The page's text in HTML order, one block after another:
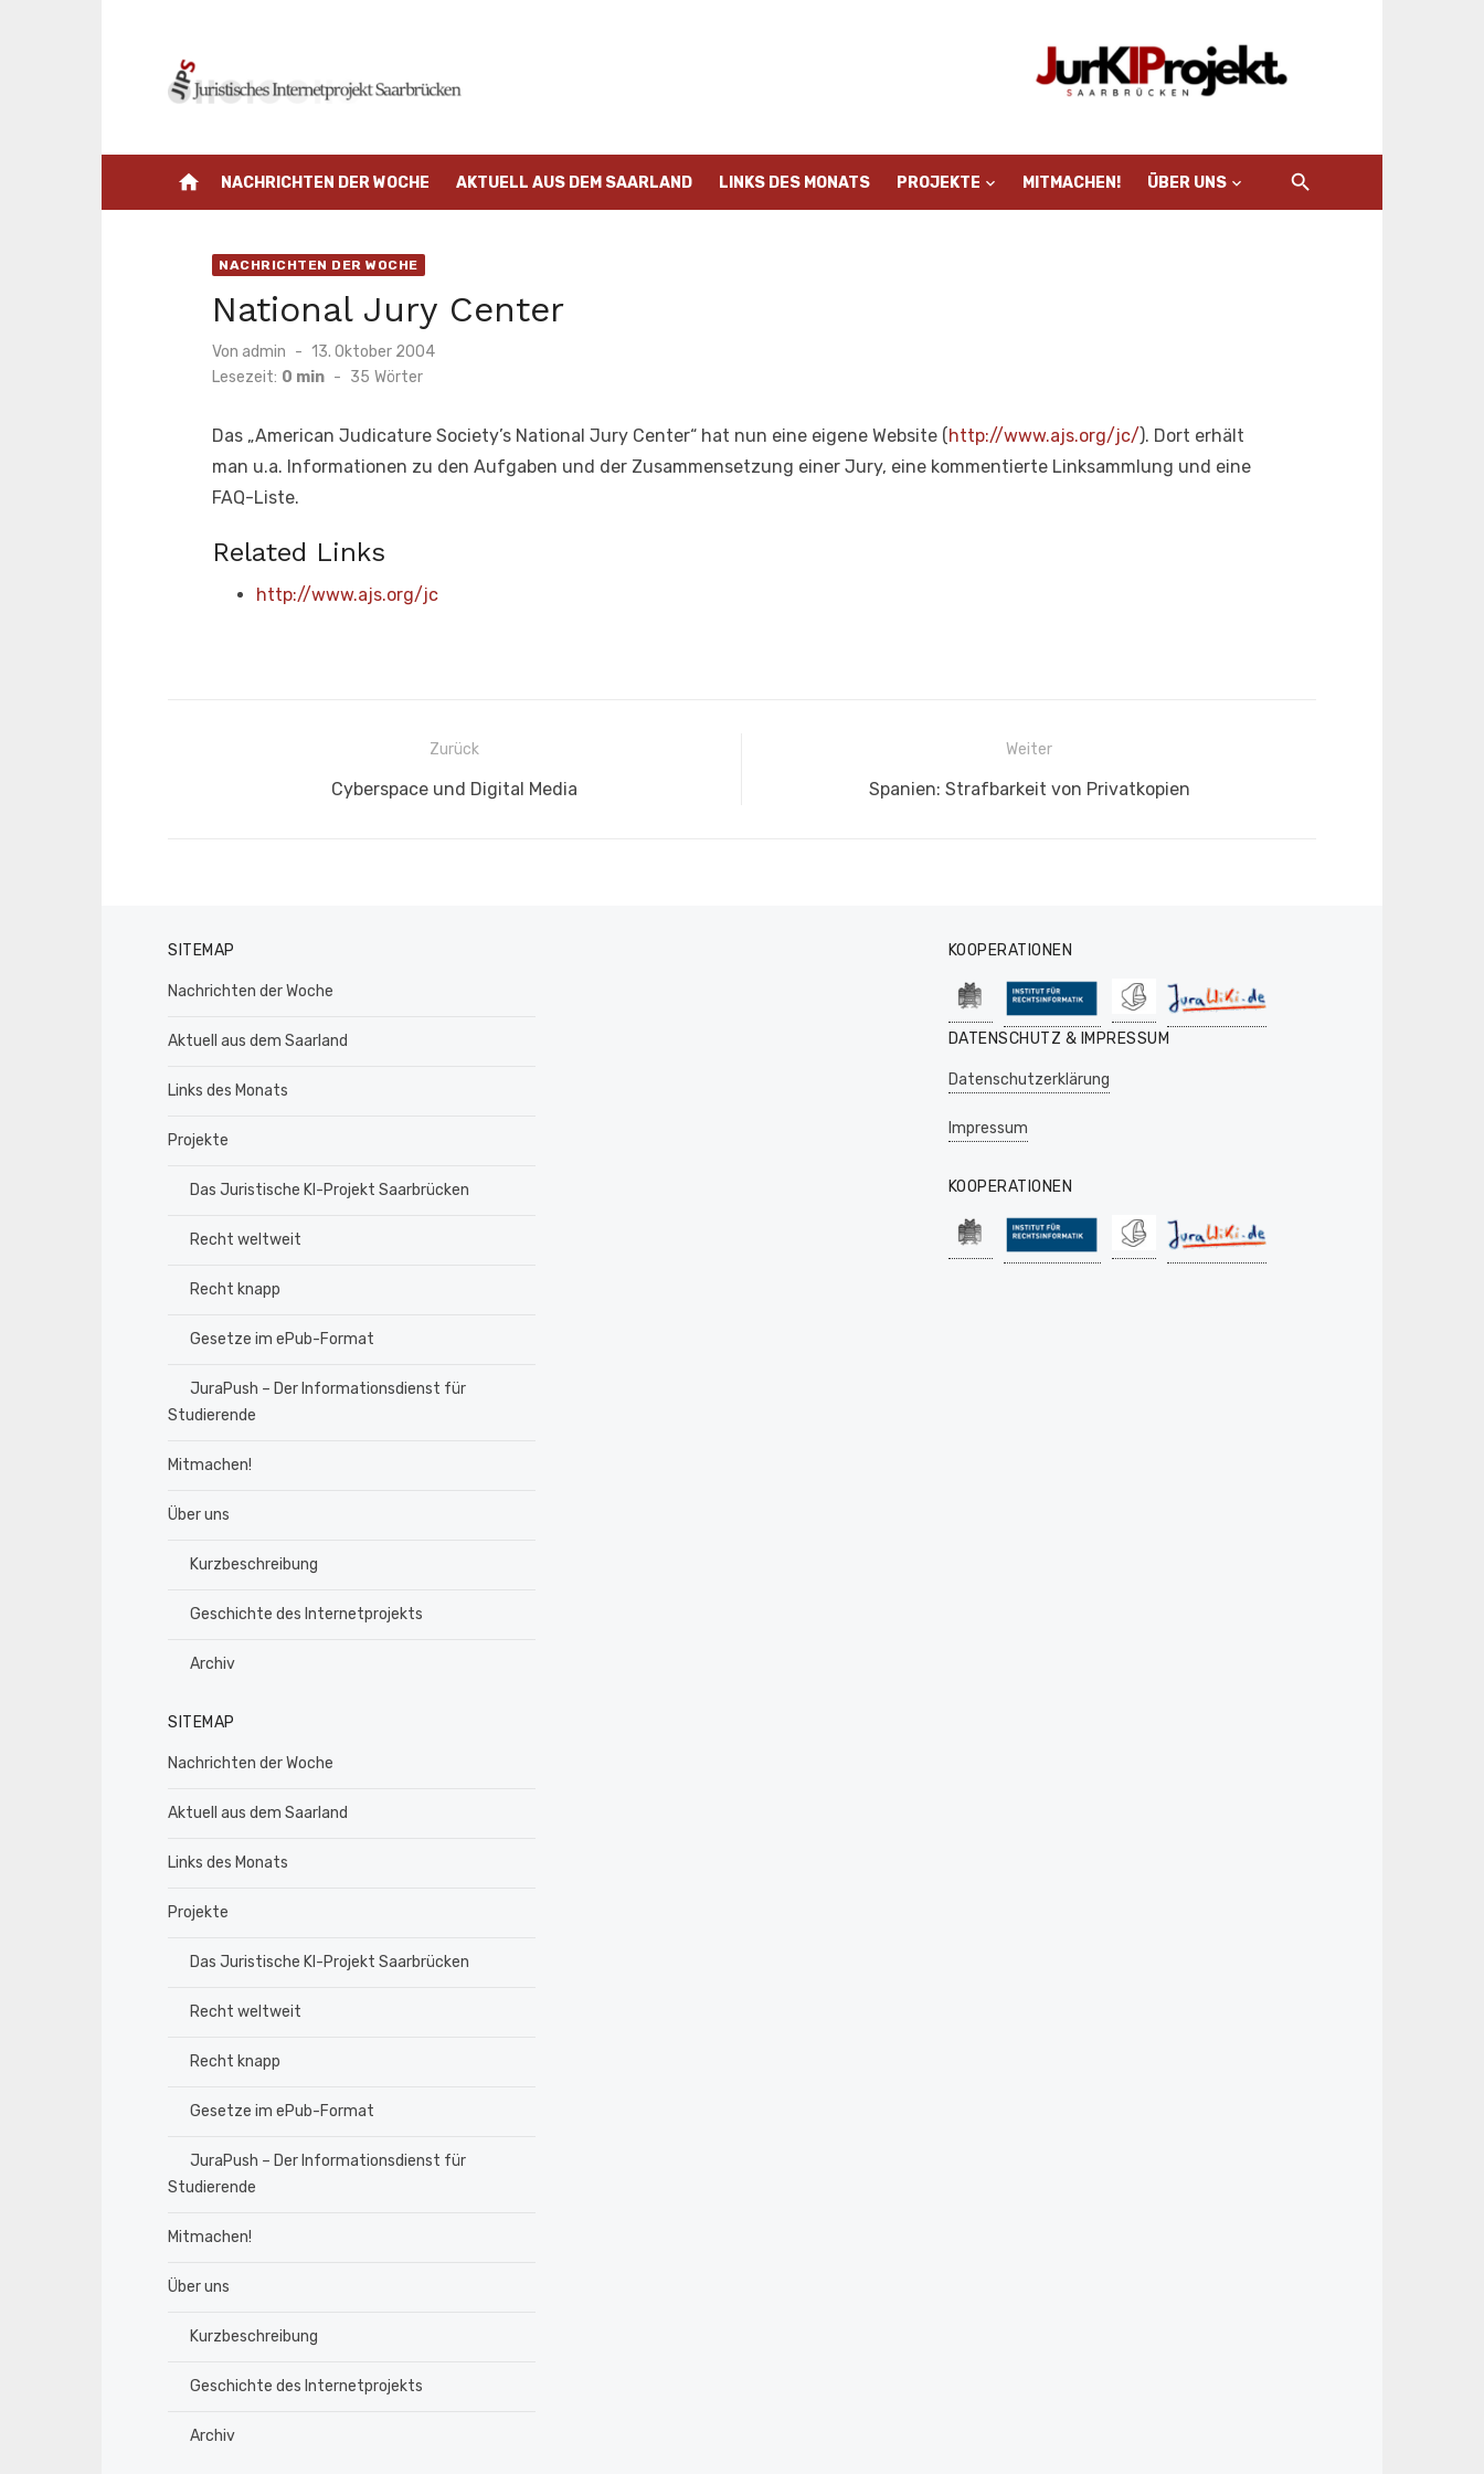
home NACHRICHTEN DER WOCHE AKTUELL AUS DEM SAARLAND LINKS DES MONATS PROJEKTE MITMACHEN! ÜBER UNS
NACHRICHTEN DER WOCHE
National Jury Center
Von admin
Veröffentlicht
am
13. Oktober 2004
Lesezeit: 0 min - 35 Wörter
Das „American Judicature Society’s National Jury Center“ hat nun eine eigene Website (http://www.ajs.org/jc/). Dort erhält
man u.a. Informationen zu den Aufgaben und der Zusammensetzung einer Jury, eine kommentierte Linksammlung und eine
FAQ-Liste.
Related Links
http://www.ajs.org/jc
BeitragsnavigationZurück
Vorheriger
Cyberspace und Digital Media
Weiter
Nächster
Spanien: Strafbarkeit von Privatkopien
SITEMAP
Nachrichten der Woche
Aktuell aus dem Saarland
Links des Monats
Projekte
Das Juristische KI-Projekt Saarbrücken
Recht weltweit
Recht knapp
Gesetze im ePub-Format
JuraPush – Der Informationsdienst für
Studierende
Mitmachen!
Über uns
Kurzbeschreibung
Geschichte des Internetprojekts
Archiv
SITEMAP
Nachrichten der Woche
Aktuell aus dem Saarland
Links des Monats
Projekte
Das Juristische KI-Projekt Saarbrücken
Recht weltweit
Recht knapp
Gesetze im ePub-Format
JuraPush – Der Informationsdienst für
Studierende
Mitmachen!
Über uns
Kurzbeschreibung
Geschichte des Internetprojekts
Archiv
KOOPERATIONEN
DATENSCHUTZ & IMPRESSUM
Datenschutzerklärung
Impressum
KOOPERATIONEN